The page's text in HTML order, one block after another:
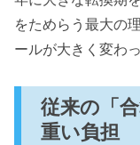
をためらう最大の
ールが大きく変わ
従来の「
重い負担